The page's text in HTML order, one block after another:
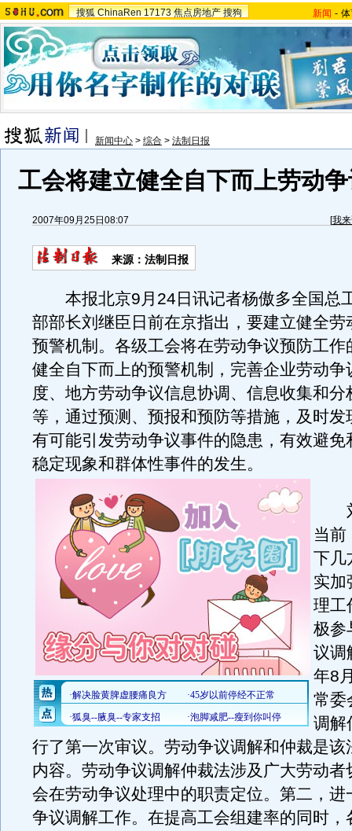
搜狐 ChinaRen 17173 焦点房地产 搜狗 新闻 -
新闻中心 > 综合 > 法制日报
工会将建立健全自下而上劳动
2007年09月25日08:07 [我
来源：法制日报
本报北京9月24日讯记者杨傲多全国总
部部长刘继臣日前在京指出，要建立健全劳
预警机制。各级工会将在劳动争议预防工作
健全自下而上的预警机制，完善企业劳动争
度、地方劳动争议信息协调、信息收集和分
等，通过预测、预报和预防等措施，及时发
有可能引发劳动争议事件的隐患，有效避免
稳定现象和群体性事件的发生。
刘
当前
下几
实加
理工
极参
议调
年8
常委
调解
行了第一次审议。劳动争议调解和仲裁是该
内容。劳动争议调解仲裁法涉及广大劳动者
会在劳动争议处理中的职责定位。第二，进
争议调解工作。在提高工会组建率的同时，